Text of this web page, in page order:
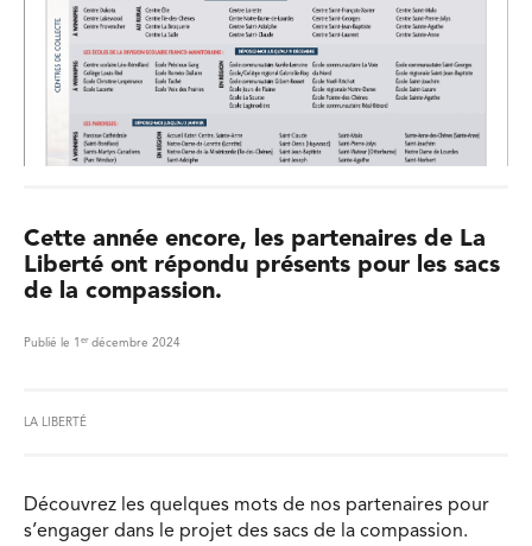
Cette année encore, les partenaires de La
Liberté ont répondu présents pour les sacs
de la compassion.
Publié le 1 er décembre 2024
LA LIBERTÉ
Découvrez les quelques mots de nos partenaires pour
s’engager dans le projet des sacs de la compassion.